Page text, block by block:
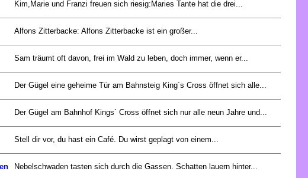
Kim,Marie und Franzi freuen sich riesig:Maries Tante hat die drei...
Alfons Zitterbacke: Alfons Zitterbacke ist ein großer...
Sam träumt oft davon, frei im Wald zu leben, doch immer, wenn er...
Der Gügel eine geheime Tür am Bahnsteig King´s Cross öffnet sich alle...
Der Gügel am Bahnhof Kings´ Cross öffnet sich nur alle neun Jahre und...
Stell dir vor, du hast ein Café. Du wirst geplagt von einem...
Nebelschwaden tasten sich durch die Gassen. Schatten lauern hinter...